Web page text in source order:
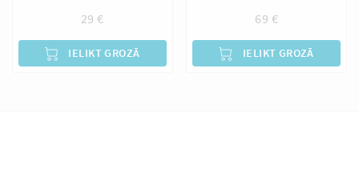
29€
IELIKT GROZĀ
69 €
IELIKT GROZĀ